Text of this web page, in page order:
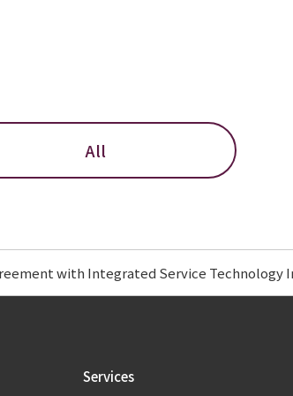
All
with Integrated Service Technology
Services